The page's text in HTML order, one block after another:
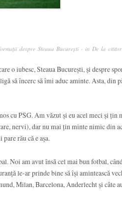
despre Steaua București · in De la
o iubesc, Steaua București, și despre
să încerc să îmi aduc aminte. Asta, din
cu PSG. Am văzut și eu acel meci și țin
nervi), dar nu mai țin minte nimic din
rău că e așa.
Noi am avut însă cel mai bun fotbal,
le-ar prinde bine să își amintească
Milan, Barcelona, Anderlecht și câte